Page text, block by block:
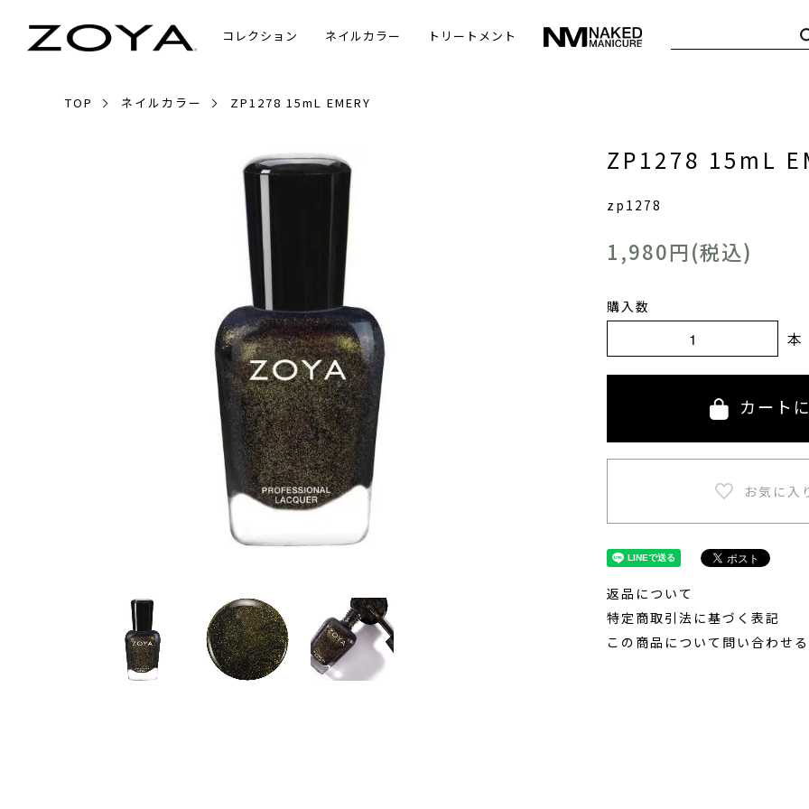
コレクション ネイルカラー トリートメント
TOP ネイルカラー ZP1278 15mL EMERY
ZP1278 15mL
zp1278
1,980円(税込)
購入数
本
カート
返品について
特定商取引法に基づく表記
この商品について問い合わせる